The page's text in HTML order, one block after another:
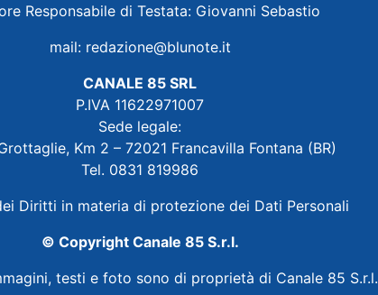
Responsabile di Testata: Giovanni Sebastio
mail: redazione@blunote.it
CANALE 85 SRL
P.IVA 11622971007
Sede legale:
Km 2 – 72021 Francavilla Fontana (BR)
Tel. 0831 819986
Diritti in materia di protezione dei Dati Personali
© Copyright Canale 85 S.r.l.
testi e foto sono di proprietà di Canale 85 S.r.l.